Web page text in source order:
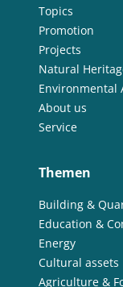
Topics
Promotion
Projects
Natural
Environmental
About us
Service
Themen
Building &
Education &
Energy
Cultural assets
Agriculture &